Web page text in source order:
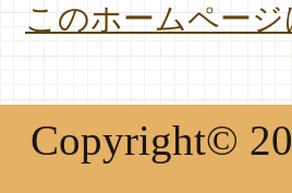
このホームペー
Copyright©